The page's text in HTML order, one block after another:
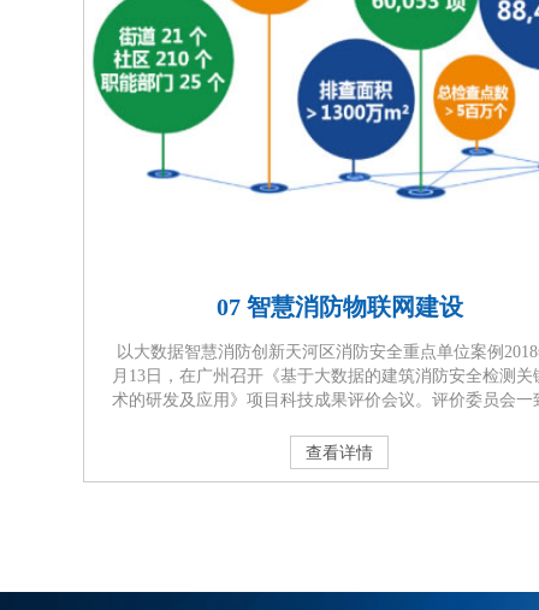
07 智慧消防物联网建设
以大数据智慧消防创新天河区消防安全重点单位案例
月13日，在广州召开《基于大数据的建筑消防安全检测关
术的研发及应用》项目科技成果评价会议。评价委员会一
统、“高危爆炸区域的无明火安全检测”、“新型高大空间
火水炮检测”等方面具有创新，达到国际先进水平。 以实
查看详情